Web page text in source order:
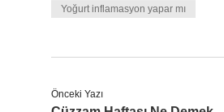
Yoğurt inflamasyon yapar mı
Önceki Yazı